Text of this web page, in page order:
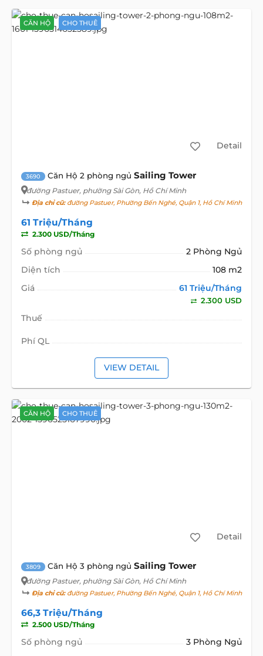
CĂN HỘ CHO THUÊ
Detail
3690 Căn Hộ 2 phòng ngủ Sailing Tower
đường Pastuer, phường Sài Gòn, Hồ Chí Minh
Địa chỉ cũ:đường Pastuer, Phường Bến Nghé, Quận 1, Hồ Chí Minh
61 Triệu/Tháng
2.300 USD/Tháng
Số phòng ngủ
2 Phòng Ngủ
Diện tích
108 m2
Giá
61 Triệu/Tháng
2.300 USD
Thuế
Phí QL
VIEW DETAIL
CĂN HỘ CHO THUÊ
Detail
3809 Căn Hộ 3 phòng ngủ Sailing Tower
đường Pastuer, phường Sài Gòn, Hồ Chí Minh
Địa chỉ cũ:đường Pastuer, Phường Bến Nghé, Quận 1, Hồ Chí Minh
66,3 Triệu/Tháng
2.500 USD/Tháng
Số phòng ngủ
3 Phòng Ngủ